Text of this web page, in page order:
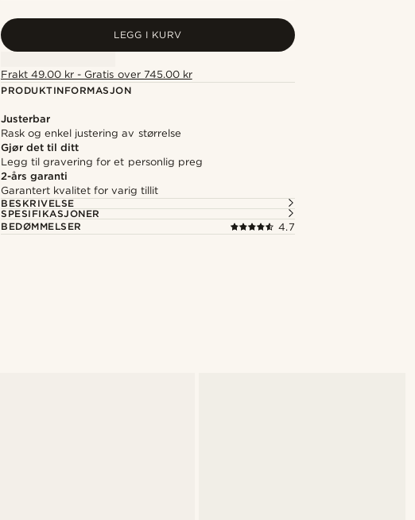
LEGG I KURV
Frakt 49.00 kr - Gratis over 745.00 kr
PRODUKTINFORMASJON
Justerbar
Rask og enkel justering av størrelse
Gjør det til ditt
Legg til gravering for et personlig preg
2-års garanti
Garantert kvalitet for varig tillit
BESKRIVELSE
SPESIFIKASJONER
BEDØMMELSER
4.7